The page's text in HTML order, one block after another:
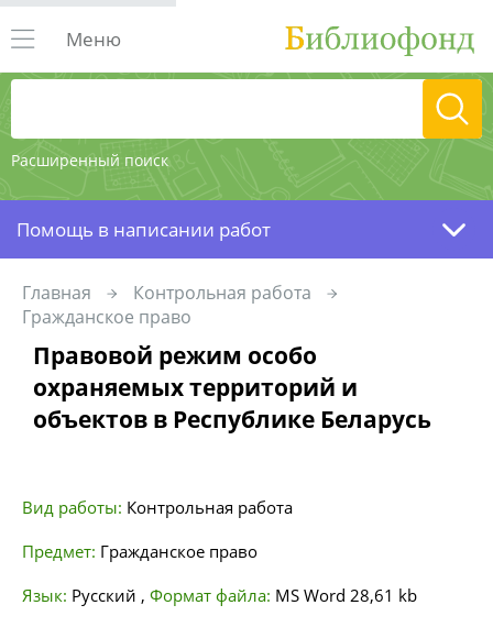
Расширенный поиск
Меню
Помощь в написании работ
Главная
Контрольная работа
Гражданское право
Правовой режим особо
охраняемых территорий и
объектов в Республике Беларусь
Вид работы: Контрольная работа
Предмет: Гражданское право
Язык: Русский , Формат файла: MS Word 28,61 kb